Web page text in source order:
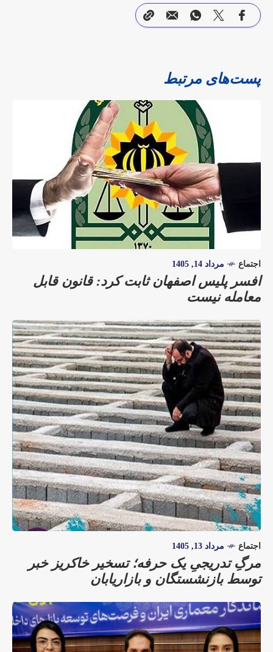
پست‌های مرتبط
اجتماع مرداد 14, 1405
افسر پلیس اصفهان ثابت کرد: قانون قابل
معامله نیست
اجتماع مرداد 13, 1405
مرگِ تدریجیِ یک حرفه؛ تسخیر خاکریز خبر
توسط بازنشستگان و بازاریابان